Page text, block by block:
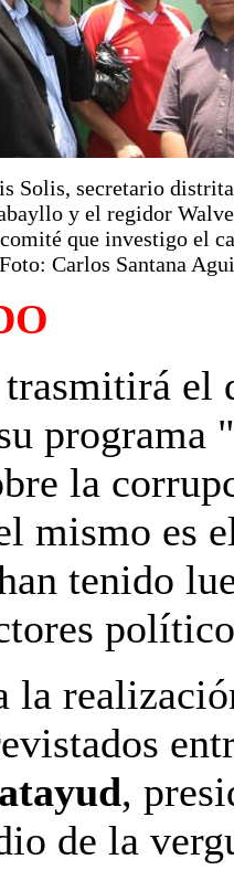
Solis, secretario
y el regidor
que investigo el
Carlos Santana
trasmitirá el
la
mismo es
tenido
la
,
de la